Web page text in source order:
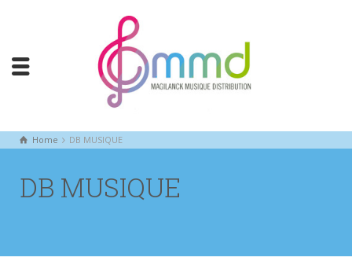
Home DB MUSIQUE
DB MUSIQUE